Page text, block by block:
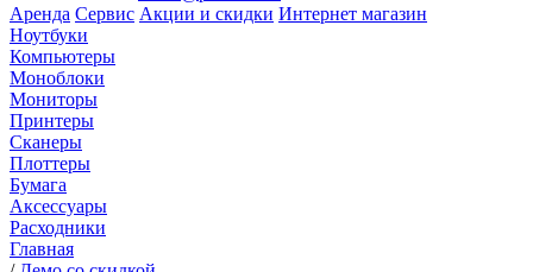
Аренда Сервис Акции и скидки Интернет магазин
Ноутбуки
Компьютеры
Моноблоки
Мониторы
Принтеры
Сканеры
Плоттеры
Бумага
Аксессуары
Расходники
Главная